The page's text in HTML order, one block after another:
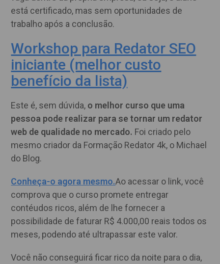
está certificado, mas sem oportunidades de
trabalho após a conclusão.
Workshop para Redator SEO
iniciante (melhor custo
benefício da lista)
Este é, sem dúvida, o melhor curso que uma
pessoa pode realizar para se tornar um redator
web de qualidade no mercado. Foi criado pelo
mesmo criador da Formação Redator 4k, o Michael
do Blog.
Conheça-o agora mesmo.Ao acessar o link, você
comprova que o curso promete entregar
contéudos ricos, além de lhe fornecer a
possibilidade de faturar R$ 4.000,00 reais todos os
meses, podendo até ultrapassar este valor.
Você não conseguirá ficar rico da noite para o dia,